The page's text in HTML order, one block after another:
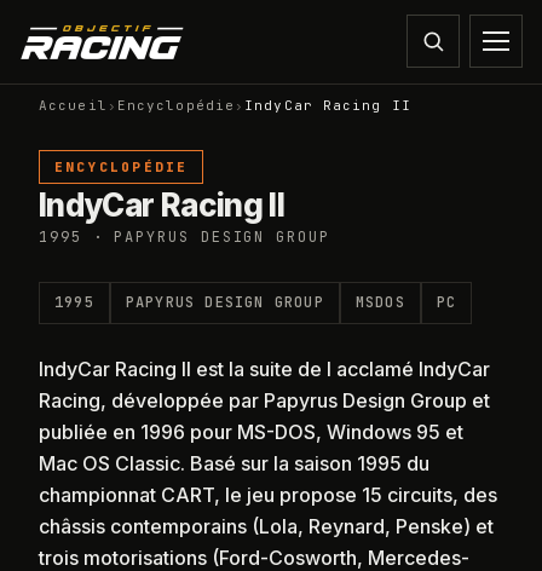
Accueil › Encyclopédie › IndyCar Racing II
ENCYCLOPÉDIE
IndyCar Racing II
1995 · PAPYRUS DESIGN GROUP
1995 PAPYRUS DESIGN GROUP MSDOS PC
IndyCar Racing II est la suite de l acclamé IndyCar
Racing, développée par Papyrus Design Group et
publiée en 1996 pour MS-DOS, Windows 95 et
Mac OS Classic. Basé sur la saison 1995 du
championnat CART, le jeu propose 15 circuits, des
châssis contemporains (Lola, Reynard, Penske) et
trois motorisations (Ford-Cosworth, Mercedes-